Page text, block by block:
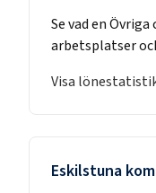
Se vad enÖvriga
arbetsplatser
Visa
Eskilstuna